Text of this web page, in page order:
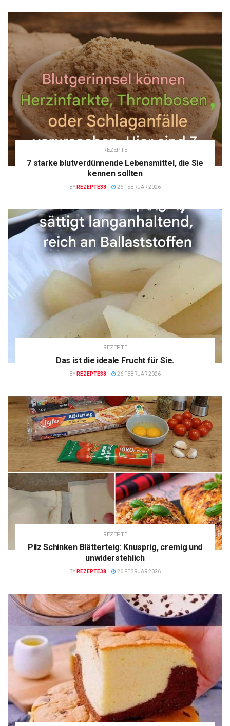
REZEPTE
7 starke blutverdünnende Lebensmittel, die Sie
kennen sollten
BY REZEPTE38 26 FEBRUAR 2026
REZEPTE
Das ist die ideale Frucht für Sie.
BY REZEPTE38 26 FEBRUAR 2026
REZEPTE
Pilz Schinken Blätterteig: Knusprig, cremig und
unwiderstehlich
BY REZEPTE38 26 FEBRUAR 2026